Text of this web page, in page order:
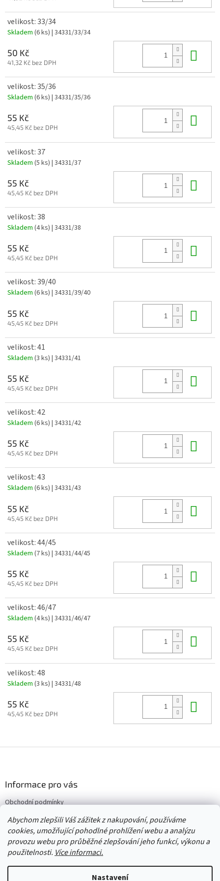
Abychom zlepšili Váš zážitek z nakupování, používáme
cookies, umožňující pohodlné prohlížení webu a analýzu
provozu webu pro průběžné zlepšování jeho funkcí, výkonu a
použitelnosti. Více informaci.
Nastavení
velikost: 33/34
Skladem (6 ks) | 34331/33/34
50 Kč
41,32 Kč bez DPH
velikost: 35/36
Skladem (6 ks) | 34331/35/36
55 Kč
45,45 Kč bez DPH
velikost: 37
Skladem (5 ks) | 34331/37
55 Kč
45,45 Kč bez DPH
velikost: 38
Skladem (4 ks) | 34331/38
55 Kč
45,45 Kč bez DPH
velikost: 39/40
Skladem (6 ks) | 34331/39/40
55 Kč
45,45 Kč bez DPH
velikost: 41
Skladem (3 ks) | 34331/41
55 Kč
45,45 Kč bez DPH
velikost: 42
Skladem (6 ks) | 34331/42
55 Kč
45,45 Kč bez DPH
velikost: 43
Skladem (6 ks) | 34331/43
55 Kč
45,45 Kč bez DPH
velikost: 44/45
Skladem (7 ks) | 34331/44/45
55 Kč
45,45 Kč bez DPH
velikost: 46/47
Skladem (4 ks) | 34331/46/47
55 Kč
45,45 Kč bez DPH
velikost: 48
Skladem (3 ks) | 34331/48
55 Kč
45,45 Kč bez DPH
í
Informace pro vás
Obchodní podmínky
Vrácení/výměna/reklamace
Velkoobchod